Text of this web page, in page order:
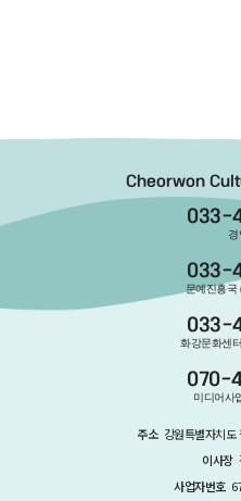
Cheorwon
주소 강원특별자치도
이사장
사업자번호
033-
경
033-
문예진흥국
033-
화강문화센
070-
미디어사